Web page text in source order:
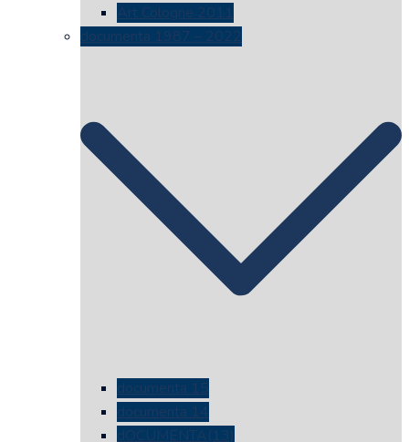
Art Cologne 2011
documenta 1987 – 2022
documenta 15
documenta 14
dOCUMENTA(13)